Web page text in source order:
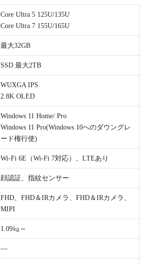
Core Ultra 5 125U/135U
Core Ultra 7 155U/165U
最大32GB
SSD 最大2TB
WUXGA IPS
2.8K OLED
Windows 11 Home/ Pro
Windows 11 Pro(Windows 10へのダウングレ
ード権行使)
Wi-Fi 6E（Wi-Fi 7対応）、LTEあり
顔認証、指紋センサー
FHD、FHD＆IRカメラ、FHD＆IRカメラ、
MIPI
1.09㎏～
―